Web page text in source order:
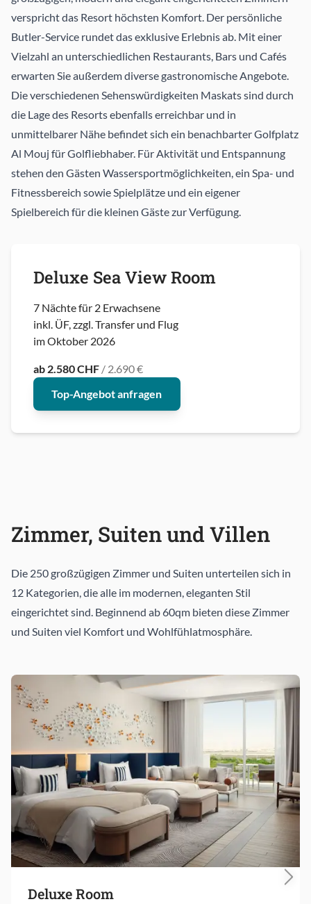
verspricht das Resort höchsten Komfort. Der persönliche
Butler-Service rundet das exklusive Erlebnis ab. Mit einer
Vielzahl an unterschiedlichen Restaurants, Bars und Cafés
erwarten Sie außerdem diverse gastronomische Angebote.
Die verschiedenen Sehenswürdigkeiten Maskats sind durch
die Lage des Resorts ebenfalls erreichbar und in
unmittelbarer Nähe befindet sich ein benachbarter Golfplatz
Al Mouj für Golfliebhaber. Für Aktivität und Entspannung
stehen den Gästen Wassersportmöglichkeiten, ein Spa- und
Fitnessbereich sowie Spielplätze und ein eigener
Spielbereich für die kleinen Gäste zur Verfügung.
Deluxe Sea View Room
7 Nächte für 2 Erwachsene
inkl. ÜF, zzgl. Transfer und Flug
im Oktober 2026
ab 2.580 CHF / 2.690 €
Top-Angebot anfragen
Zimmer, Suiten und Villen
Die 250 großzügigen Zimmer und Suiten unterteilen sich in
12 Kategorien, die alle im modernen, eleganten Stil
eingerichtet sind. Beginnend ab 60qm bieten diese Zimmer
und Suiten viel Komfort und Wohlfühlatmosphäre.
Deluxe Room